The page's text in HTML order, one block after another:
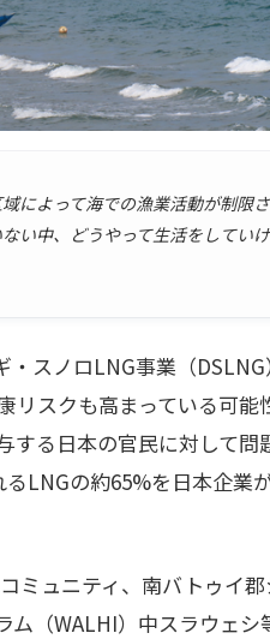
によって海での漁業活動が制限
い中、どうやって生活をしていけ
スノロLNG事業（
リスクも高まっている可能
する日本の官民に対して問
LNGの約65%を日本企業
ミュニティ、南バトゥイ
ム（WALHI）中スラウェシ